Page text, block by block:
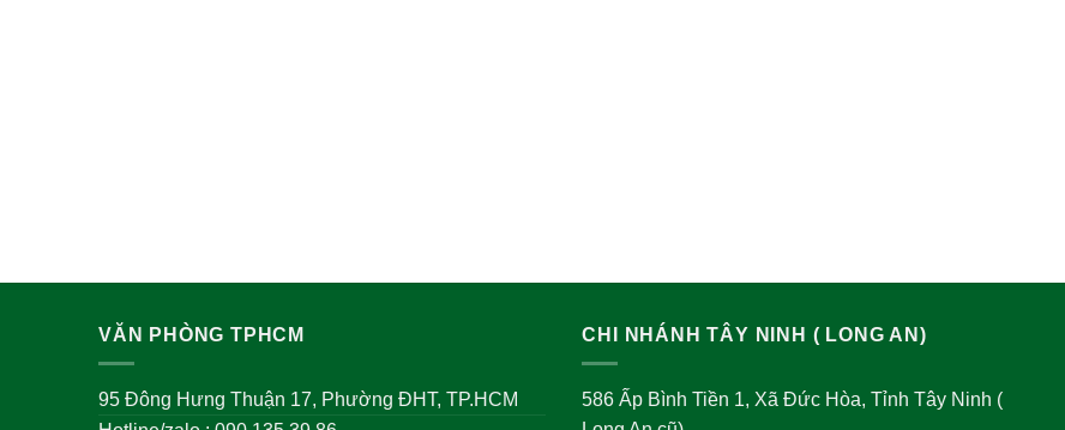
VĂN PHÒNG TPHCM
95 Đông Hưng Thuận 17, Phường ĐHT, TP.HCM
CHI NHÁNH TÂY NINH ( LONG AN)
586 Ấp Bình Tiền 1, Xã Đức Hòa, Tỉnh Tây Ninh (